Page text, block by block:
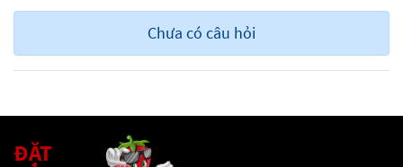
Chưa có câu hỏi
ĐẶT